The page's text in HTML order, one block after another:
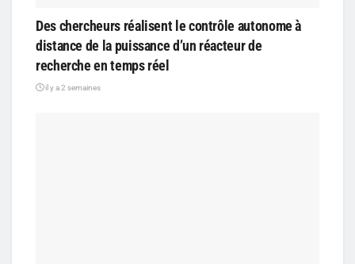
Des chercheurs réalisent le contrôle autonome à
distance de la puissance d’un réacteur de
recherche en temps réel
il y a 2 semaines